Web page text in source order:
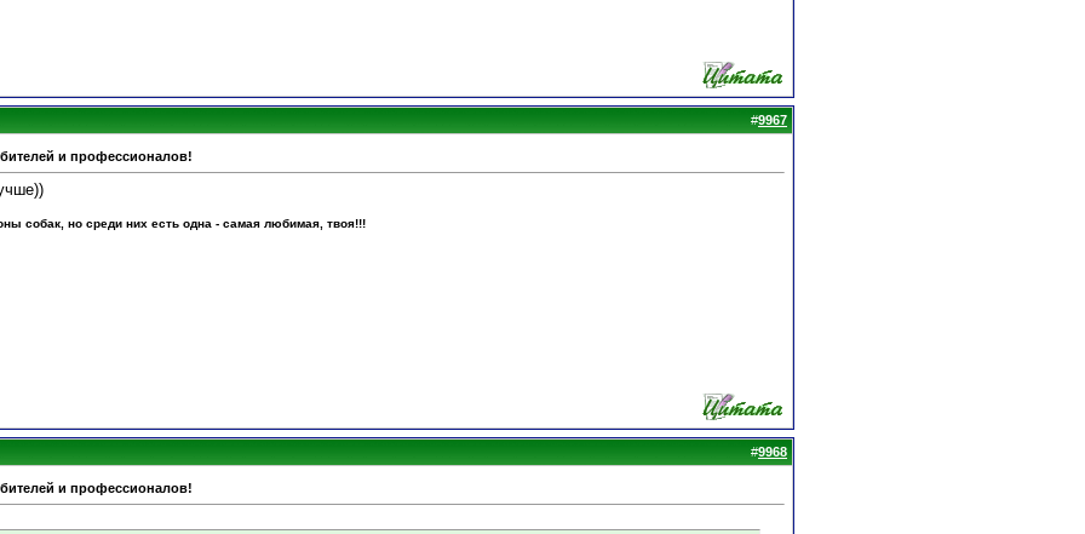
#9967
и профессионалов!
собак, но среди них есть одна - самая любимая, твоя!!!
#9968
и профессионалов!